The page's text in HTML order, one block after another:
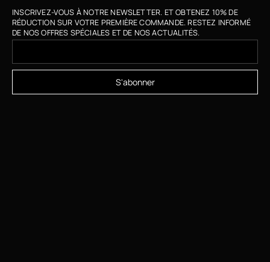
INSCRIVEZ-VOUS À NOTRE NEWSLETTER. ET OBTENEZ 10% DE
RÉDUCTION SUR VOTRE PREMIÈRE COMMANDE. RESTEZ INFORMÉ
DE NOS OFFRES SPÉCIALES ET DE NOS ACTUALITÉS.